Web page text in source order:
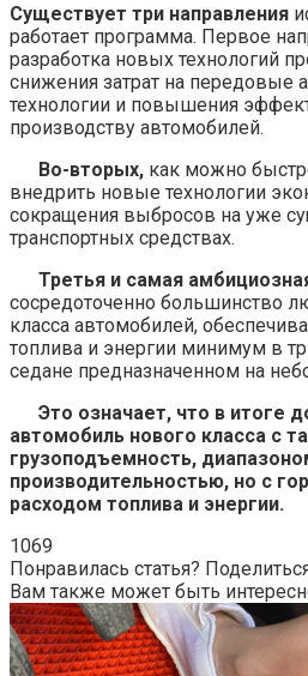
Существует три направления
работает программа. Первое
разработка новых технологий
снижения затрат на передовые
технологии и повышения
производству автомобилей.
Во-вторых, как можно
внедрить новые технологии
сокращения выбросов на уже
транспортных средствах.
Третья и самая
сосредоточенно большинство
класса автомобилей,
топлива и энергии минимум в
седане предназначенном на
Это означает, что в итоге
автомобиль нового класса с
грузоподъемность,
производительностью, но с
расходом топлива и энергии.
1069
Понравилась статья?
Вам также может быть